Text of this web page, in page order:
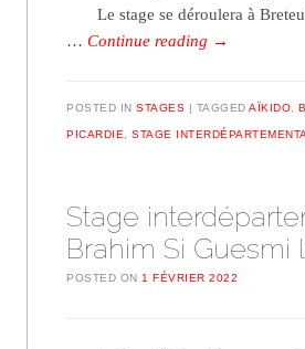
Le stage se déroulera à
…Continue reading →
POSTED INSTAGES TAGGEDAÏKIDO ,
PICARDIE ,STAGE
Stage
Brahim Si Guesmi
POSTED ON1 FÉVRIER 2022